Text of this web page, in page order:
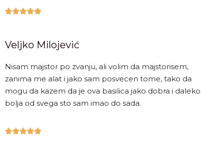

Veljko Milojević
Nisam majstor po zvanju, ali volim da majstorisem,
zanima me alat i jako sam posvecen tome, tako da
mogu da kazem da je ova basilica jako dobra i daleko
bolja od svega sto sam imao do sada.
